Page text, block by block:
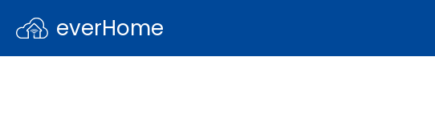
everHome